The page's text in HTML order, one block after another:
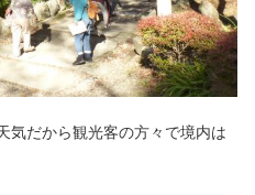
気だから観光客の方々で境内は